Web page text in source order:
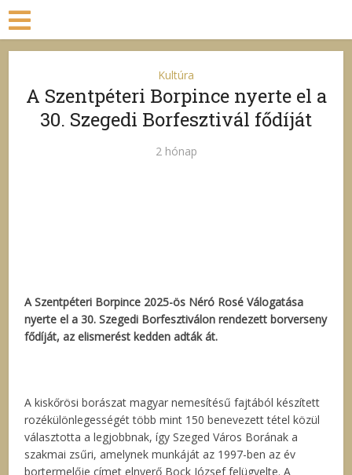
Kultúra
A Szentpéteri Borpince nyerte el a
30. Szegedi Borfesztivál fődíját
2 hónap
A Szentpéteri Borpince 2025-ös Néró Rosé Válogatása
nyerte el a 30. Szegedi Borfesztiválon rendezett borverseny
fődíját, az elismerést kedden adták át.
A kiskőrösi borászat magyar nemesítésű fajtából készített
rozékülönlegességét több mint 150 benevezett tétel közül
választotta a legjobbnak, így Szeged Város Borának a
szakmai zsűri, amelynek munkáját az 1997-ben az év
bortermelője címet elnyerő Bock József felügyelte. A